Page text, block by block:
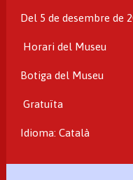
Del 5 de desembre de
Horari del Museu
Botiga del Museu
Gratuïta
Idioma: Català